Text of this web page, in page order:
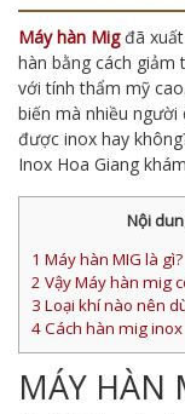
Máy hàn Migđã xuất
hàn bằng cách giảm
với tính thẩm mỹ
biến mà nhiều người
được inox hay
Inox Hoa Giang
Nội
1 Máy hàn MIG là gì?
2 Vậy Máy hàn mig
3 Loại khí nào nên
4Cách hàn mig inox
MÁY HÀN